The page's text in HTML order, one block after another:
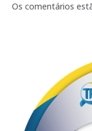
Os comentários